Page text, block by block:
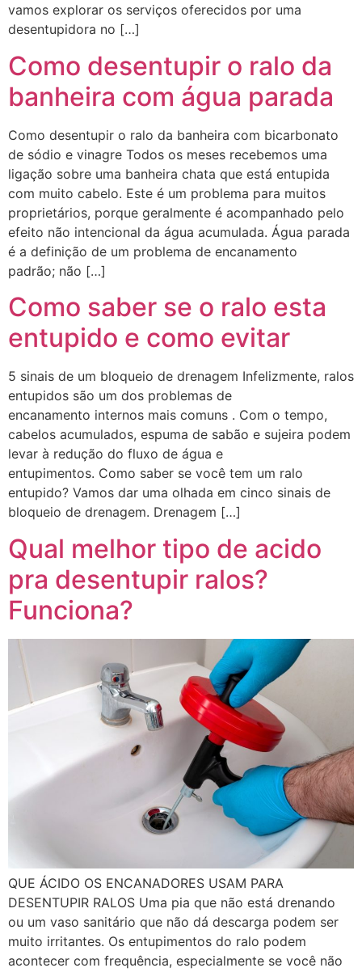
vamos explorar os serviços oferecidos por uma
desentupidora no […]
Como desentupir o ralo da
banheira com água parada
Como desentupir o ralo da banheira com bicarbonato
de sódio e vinagre Todos os meses recebemos uma
ligação sobre uma banheira chata que está entupida
com muito cabelo. Este é um problema para muitos
proprietários, porque geralmente é acompanhado pelo
efeito não intencional da água acumulada. Água parada
é a definição de um problema de encanamento
padrão; não […]
Como saber se o ralo esta
entupido e como evitar
5 sinais de um bloqueio de drenagem Infelizmente, ralos
entupidos são um dos problemas de
encanamento internos mais comuns . Com o tempo,
cabelos acumulados, espuma de sabão e sujeira podem
levar à redução do fluxo de água e
entupimentos. Como saber se você tem um ralo
entupido? Vamos dar uma olhada em cinco sinais de
bloqueio de drenagem. Drenagem […]
Qual melhor tipo de acido
pra desentupir ralos?
Funciona?
QUE ÁCIDO OS ENCANADORES USAM PARA
DESENTUPIR RALOS Uma pia que não está drenando
ou um vaso sanitário que não dá descarga podem ser
muito irritantes. Os entupimentos do ralo podem
acontecer com frequência, especialmente se você não